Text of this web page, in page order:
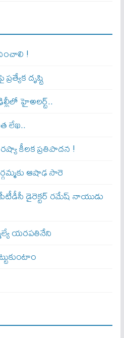
!
దృష్టి
హైఅలర్ట్..
లేఖ..
కీలక ప్రతిపాదన !
ఆషాఢ సారె
డైరెక్టర్‌ రమేష్‌ నాయుడు
యరపతినేని